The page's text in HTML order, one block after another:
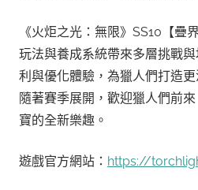
《火炬之光：無限》SS10【疊
玩法與養成系統帶來多層挑戰
利與優化體驗，為獵人們打造
隨著賽季展開，歡迎獵人們前
寶的全新樂趣。
遊戲官方網站： https://